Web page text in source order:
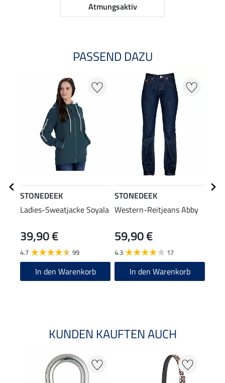
Atmungsaktiv
PASSEND DAZU
STONEDEEK
Ladies-Sweatjacke Soyala
39,90 €
4.7 99
In den Warenkorb
STONEDEEK
Western-Reitjeans Abby
59,90 €
4.3 17
In den Warenkorb
KUNDEN KAUFTEN AUCH